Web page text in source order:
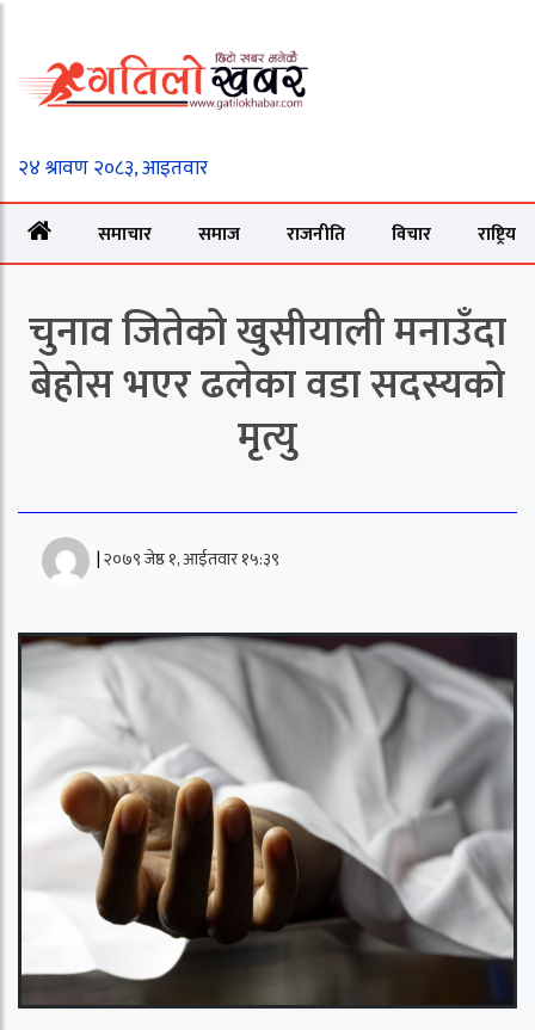
समाचार समाज राजनीति विचार राष्ट्रिय
चुनाव जितेको खुसीयाली मनाउँदा
बेहोस भएर ढलेका वडा सदस्यको
मृत्यु
|२०७९ जेष्ठ १, आईतवार १५:३९